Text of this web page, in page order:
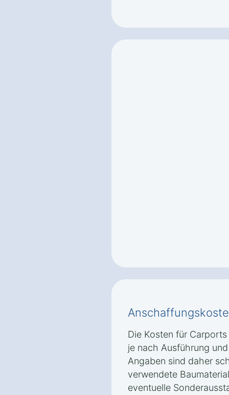
Die Kosten für
je nach Ausführung
Angaben sind daher
verwendete
eventuelle